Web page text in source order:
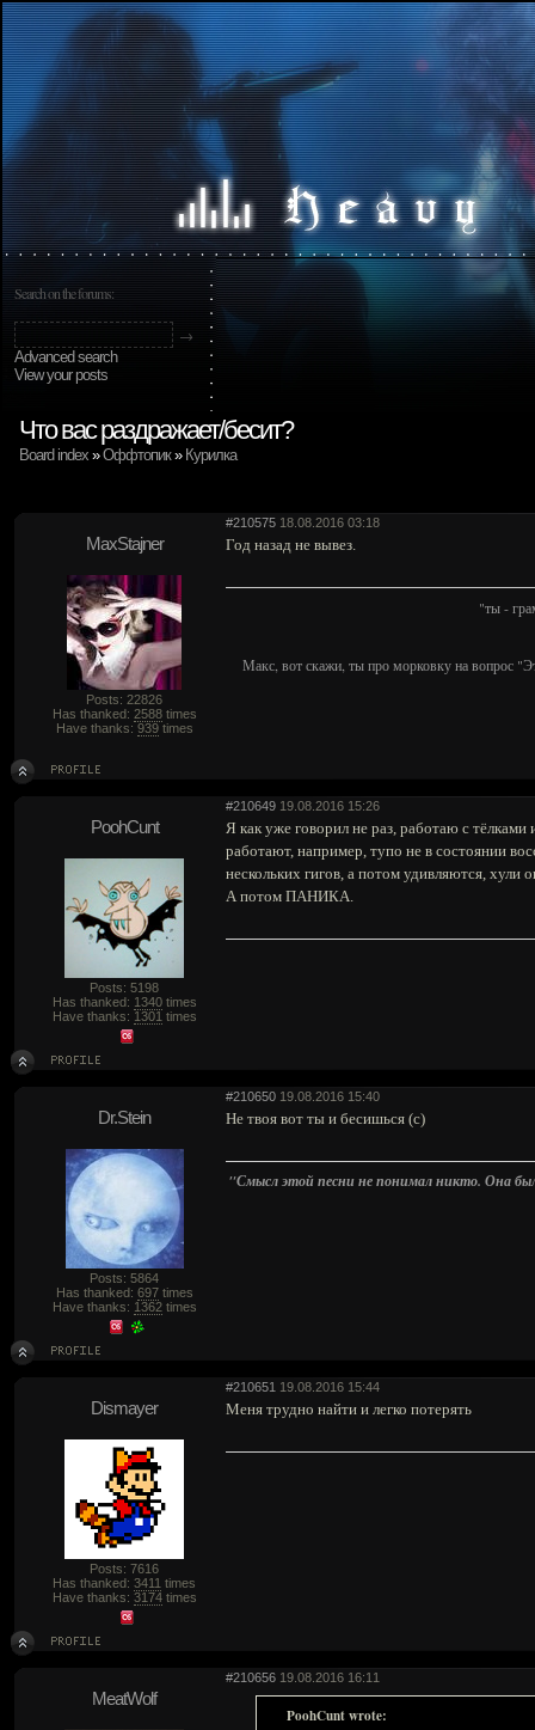
Search on the forums:
Advanced search
View your posts
Что вас раздражает/бесит?
Board index »Оффтопик» Курилка
#210575 18.08.2016 03:18
MaxStajner
Posts: 22826
Has thanked: 2588times
Have thanks: 939times
Год назад не вывез.
"ты -
Макс, вот скажи, ты про морковку на вопрос
#210649 19.08.2016 15:26
PoohCunt
Posts: 5198
Has thanked: 1340times
Have thanks: 1301 times
Я как уже говорил не раз, работаю с
работают, например, тупо не в состоянии
нескольких гигов, а потом удивляются, хули
А потом ПАНИКА.
#210650 19.08.2016 15:40
Dr.Stein
Posts: 5864
Has thanked: 697times
Have thanks: 1362times
Не твоя вот ты и бесишься (с)
"Смысл этой песни не понимал никто. Она была
#210651 19.08.2016 15:44
Dismayer
Posts: 7616
Has thanked: 3411 times
Have thanks: 3174times
Меня трудно найти и легко потерять
#210656 19.08.2016 16:11
MeatWolf
PoohCunt wrote: